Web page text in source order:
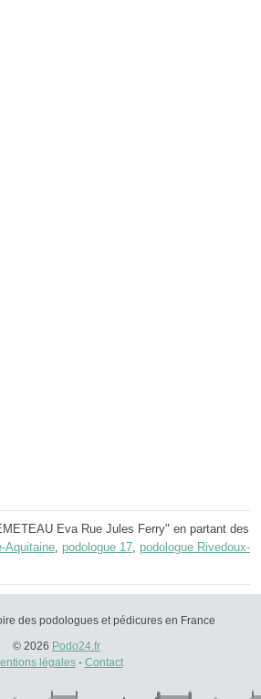
Eva Rue Jules Ferry" en partant des
Aquitaine, podologue 17, podologue Rivedoux-
des podologues et pédicures en France
© 2026 Podo24.fr
légales- Contact